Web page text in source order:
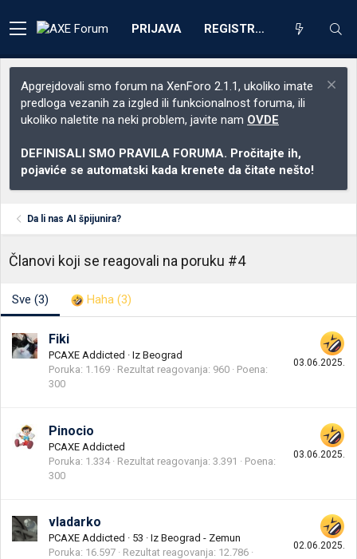
PRIJAVA REGISTRACIJA
Apgrejdovali smo forum na XenForo 2.1.1, ukoliko imate
predloga vezanih za izgled ili funkcionalnost foruma, ili
ukoliko naletite na neki problem, javite nam OVDE
DEFINISALI SMO PRAVILA FORUMA. Pročitajte ih,
pojaviće se automatski kada krenete da čitate nešto!
Da li nas AI špijunira?
Članovi koji se reagovali na poruku #4
Sve (3) Haha (3)
03.06.2025.
Fiki
PCAXE Addicted · Iz Beograd
Poruka 1.169 Rezultat reagovanja 960
Poena
300
03.06.2025.
Pinocio
PCAXE Addicted
Poruka 1.334 Rezultat reagovanja 3.391
Poena
300
02.06.2025.
vladarko
PCAXE Addicted · 53 · Iz Beograd - Zemun
Poruka 16.597 Rezultat reagovanja 12.786